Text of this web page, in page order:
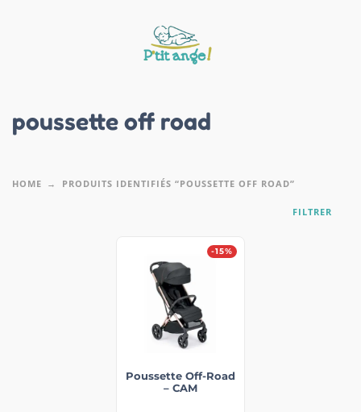
poussette off road
HOME PRODUITS IDENTIFIÉS “POUSSETTE OFF ROAD”
FILTRER
-15%
Poussette Off-Road
– CAM